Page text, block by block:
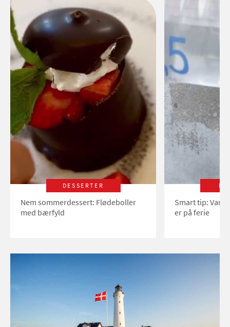
DESSERTER
Nem sommerdessert: Flødeboller
med bærfyld
Smart tip:
er på ferie